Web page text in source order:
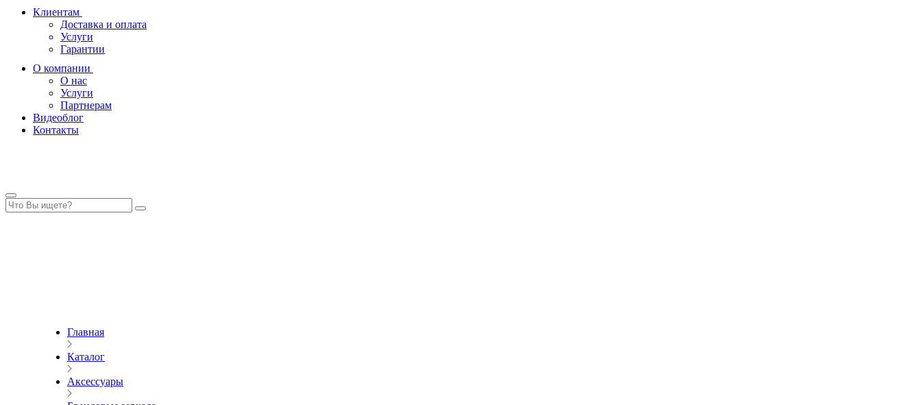
Клиентам
Доставка и оплата
Услуги
Гарантии
О компании
О нас
Услуги
Партнерам
Видеоблог
Контакты
Главная
Каталог
Аксессуары